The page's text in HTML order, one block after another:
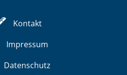
Kontakt
Impressum
Datenschutz